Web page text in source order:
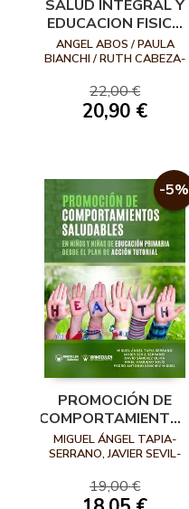
SALUD INTEGRAL Y
EDUCACION FISICA
EN LOS CENTROS
EDUCATIVOS
ANGEL ABOS / PAULA
BIANCHI / RUTH CABEZA-
22,00 €
20,90 €
-5%
PROMOCIÓN DE
COMPORTAMIENTOS
SALUDABLES EN
NIÑOS DE
PRIMARIA DESDE EL
MIGUEL ÁNGEL TAPIA-
SERRANO, JAVIER SEVIL-
SÁNCHEZ-OLIVA, MIKEL
VAQUERO-SOLÍS Y
19,00 €